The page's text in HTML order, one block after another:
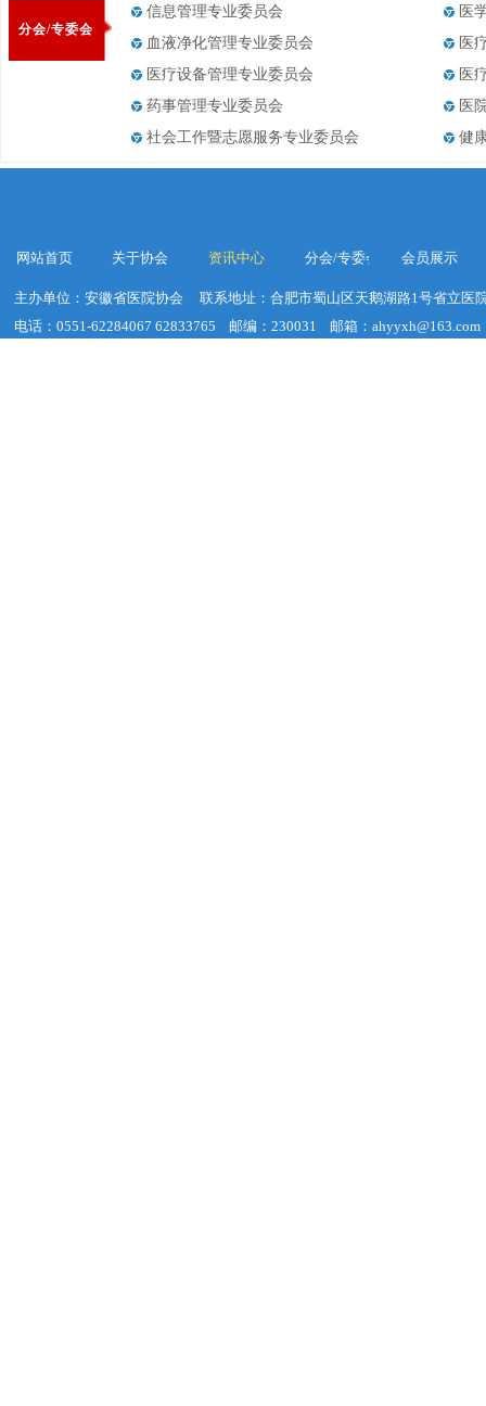
主办单位：安徽省医院协会
联系地址：合肥市蜀山区天鹅湖路1号省立医
电话：0551-62284067 62833765 邮编：230031
邮箱：ahyyxh@163.com
网站首页 关于协会 资讯中心 分会/专委会 会员展示
分会/专委会
信息管理专业委员会
医
血液净化管理专业委员会
医
医疗设备管理专业委员会
医
药事管理专业委员会
医
社会工作暨志愿服务专业委员会
健